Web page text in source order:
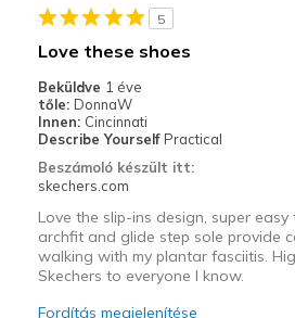
Travel
Width
Sizing
View On Shoes
Shoes are for
5
Love these shoes
Beküldve 1 éve
tőle: DonnaW
Innen: Cincinnati
Describe Yourself Practical
Beszámoló készült itt:
skechers.com
Love the slip-ins design, super
archfit and glide step sole provide
walking with my plantar fasciitis.
Skechers to everyone I know.
Fordítás megjelenítése